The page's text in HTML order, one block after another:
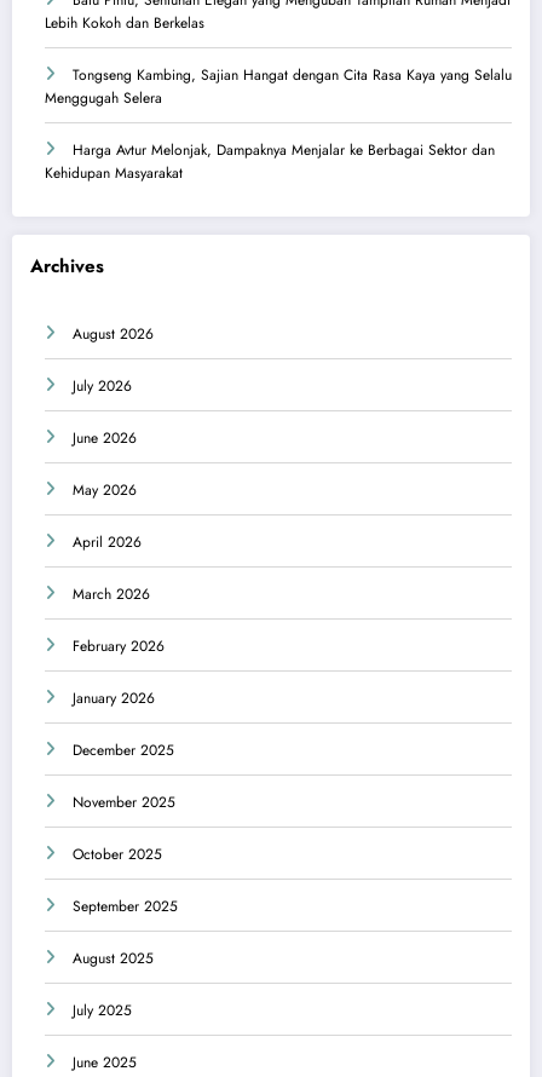
Lebih Kokoh dan Berkelas
Tongseng Kambing, Sajian Hangat dengan Cita Rasa Kaya yang Selalu
Menggugah Selera
Harga Avtur Melonjak, Dampaknya Menjalar ke Berbagai Sektor dan
Kehidupan Masyarakat
Archives
August 2026
July 2026
June 2026
May 2026
April 2026
March 2026
February 2026
January 2026
December 2025
November 2025
October 2025
September 2025
August 2025
July 2025
June 2025